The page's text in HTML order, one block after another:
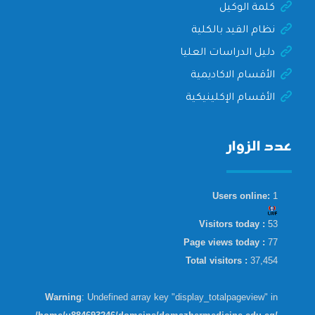
كلمة الوكيل
نظام القيد بالكلية
دليل الدراسات العليا
الأقسام الاكاديمية
الأقسام الإكلينيكية
عدد الزوار
Users online: 1
Visitors today : 53
Page views today : 77
Total visitors : 37,454
Warning: Undefined array key "display_totalpageview" in